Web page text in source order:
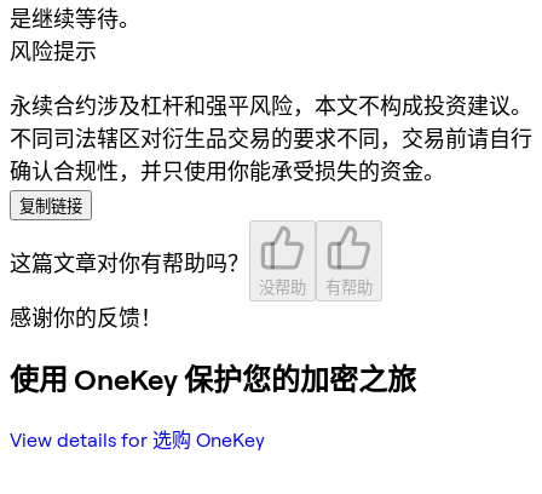
是继续等待。
风险提示
永续合约涉及杠杆和强平风险，本文不构成投资建议。
不同司法辖区对衍生品交易的要求不同，交易前请自行
确认合规性，并只使用你能承受损失的资金。
复制链接
这篇文章对你有帮助吗？
没帮助 有帮助
感谢你的反馈！
使用 OneKey 保护您的加密之旅
View details for 选购 OneKey